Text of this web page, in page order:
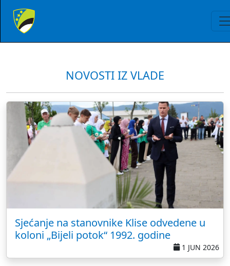
NOVOSTI IZ VLADE
Sjećanje na stanovnike Klise odvedene u
koloni „Bijeli potok“ 1992. godine
1 JUN 2026